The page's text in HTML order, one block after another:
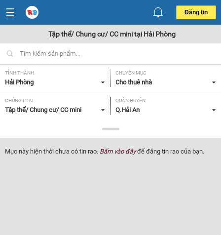
Đăng tin
Tập thể/ Chung cư/ CC mini tại Hải Phòng
TỈNH THÀNH
Hải Phòng
CHUYÊN MỤC
Cho thuê nhà
CHỦNG LOẠI
Tập thể/ Chung cư/ CC mini
QUẬN HUYỆN
Q.Hải An
Tất cả
DIỆN TÍCH
Tất cả
SỐ PHÒNG NGỦ TIỆN ÍCH
Mục này hiện thời chưa có tin rao. Bấm vào đâyđể đăng tin rao của bạn.